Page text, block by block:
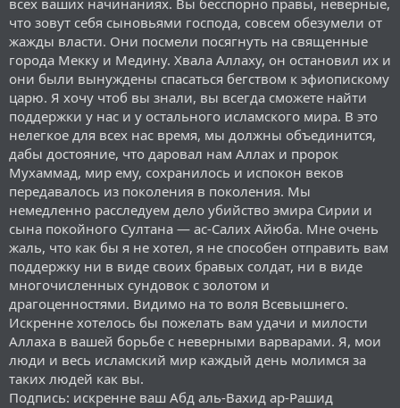
всех ваших начинаниях. Вы бесспорно правы, неверные,
что зовут себя сыновьями господа, совсем обезумели от
жажды власти. Они посмели посягнуть на священные
города Мекку и Медину. Хвала Аллаху, он остановил их и
они были вынуждены спасаться бегством к эфиопискому
царю. Я хочу чтоб вы знали, вы всегда сможете найти
поддержки у нас и у остального исламского мира. В это
нелегкое для всех нас время, мы должны объединится,
дабы достояние, что даровал нам Аллах и пророк
Мухаммад, мир ему, сохранилось и испокон веков
передавалось из поколения в поколения. Мы
немедленно расследуем дело убийство эмира Сирии и
сына покойного Султана — ас-Салих Айюба. Мне очень
жаль, что как бы я не хотел, я не способен отправить вам
поддержку ни в виде своих бравых солдат, ни в виде
многочисленных сундовок с золотом и
драгоценностями. Видимо на то воля Всевышнего.
Искренне хотелось бы пожелать вам удачи и милости
Аллаха в вашей борьбе с неверными варварами. Я, мои
люди и весь исламский мир каждый день молимся за
таких людей как вы.
Подпись: искренне ваш Абд аль-Вахид ар-Рашид